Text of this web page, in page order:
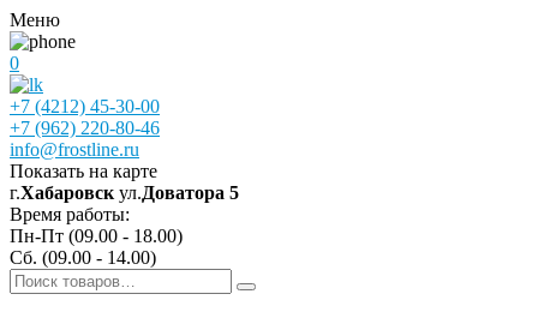
Меню
0
+7 (4212) 45-30-00
+7 (962) 220-80-46
info@frostline.ru
Показать на карте
г.Хабаровск ул.Доватора 5
Время работы:
Пн-Пт (09.00 - 18.00)
Сб. (09.00 - 14.00)